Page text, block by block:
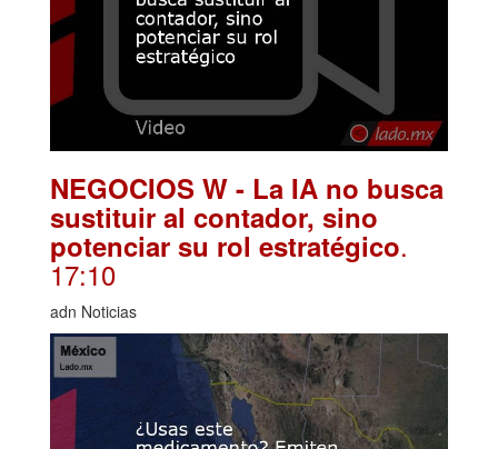
NEGOCIOS W - La IA no busca
sustituir al contador, sino
potenciar su rol estratégico.
17:10
adn Noticias